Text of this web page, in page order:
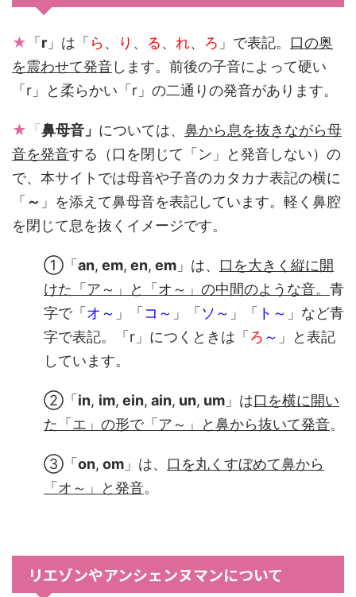
★ 「r 」は「ら、 り 、 る、 れ、 ろ 」で表記。 口の奥
を震わせて発音します。前後の子音によって硬い
「r」と柔らかい「r」の二通りの発音があります。
★「鼻母音」 については、 鼻から息を抜きながら母
音を発音する（口を閉じて「ン」と発音しない）の
で、本サイトでは母音や子音のカタカナ表記の横に
「～ 」を添えて鼻母音を表記しています。軽く鼻腔
を閉じて息を抜くイメージです。
①「an, em, en, em 」は、 口を大きく縦に開
けた「ア～」と「オ～」の中間のような音。 青
字で「オ～ 」「コ～ 」「ソ～ 」「 ト～ 」など青
字で表記。「r」につくときは「ろ ～ 」と表記
しています。
②「in, im, ein, ain, un, um 」は口を横に開い
た「エ」の形で「ア～」と鼻から抜いて発音。
③「on, om 」は、 口を丸くすぼめて鼻から
「オ～ 」と発音。
リエゾンやアンシェンヌマンについて